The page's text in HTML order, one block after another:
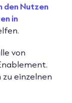
den Nutzen
in
von
einzelnen